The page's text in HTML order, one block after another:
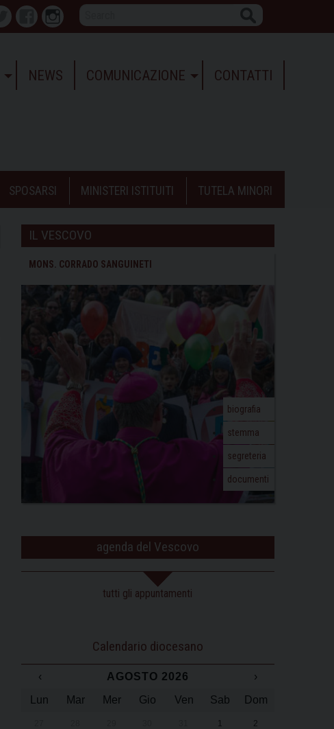
Twitter FacebookInstagram
NEWS COMUNICAZIONE CONTATTI
SPOSARSI MINISTERI ISTITUITI TUTELA MINORI
IL VESCOVO
MONS. CORRADO SANGUINETI
biografia
stemma
segreteria
documenti
agenda del Vescovo
tutti gli appuntamenti
Calendario diocesano
‹ AGOSTO 2026
›
Lun
Mar Mer Gio Ven Sab Dom
1 2